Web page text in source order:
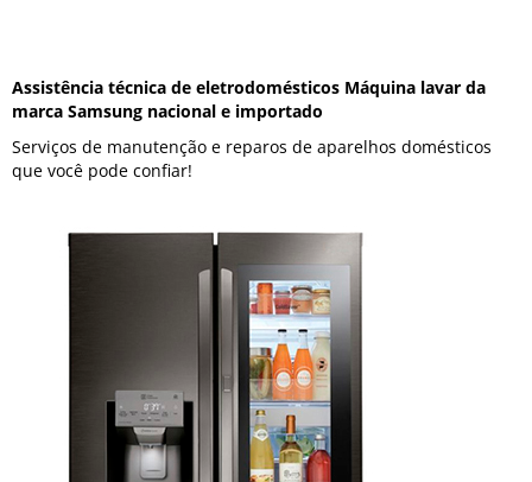
Assistência técnica de eletrodomésticos Máquina lavar da
marca Samsung nacional e importado
Serviços de manutenção e reparos de aparelhos domésticos
que você pode confiar!